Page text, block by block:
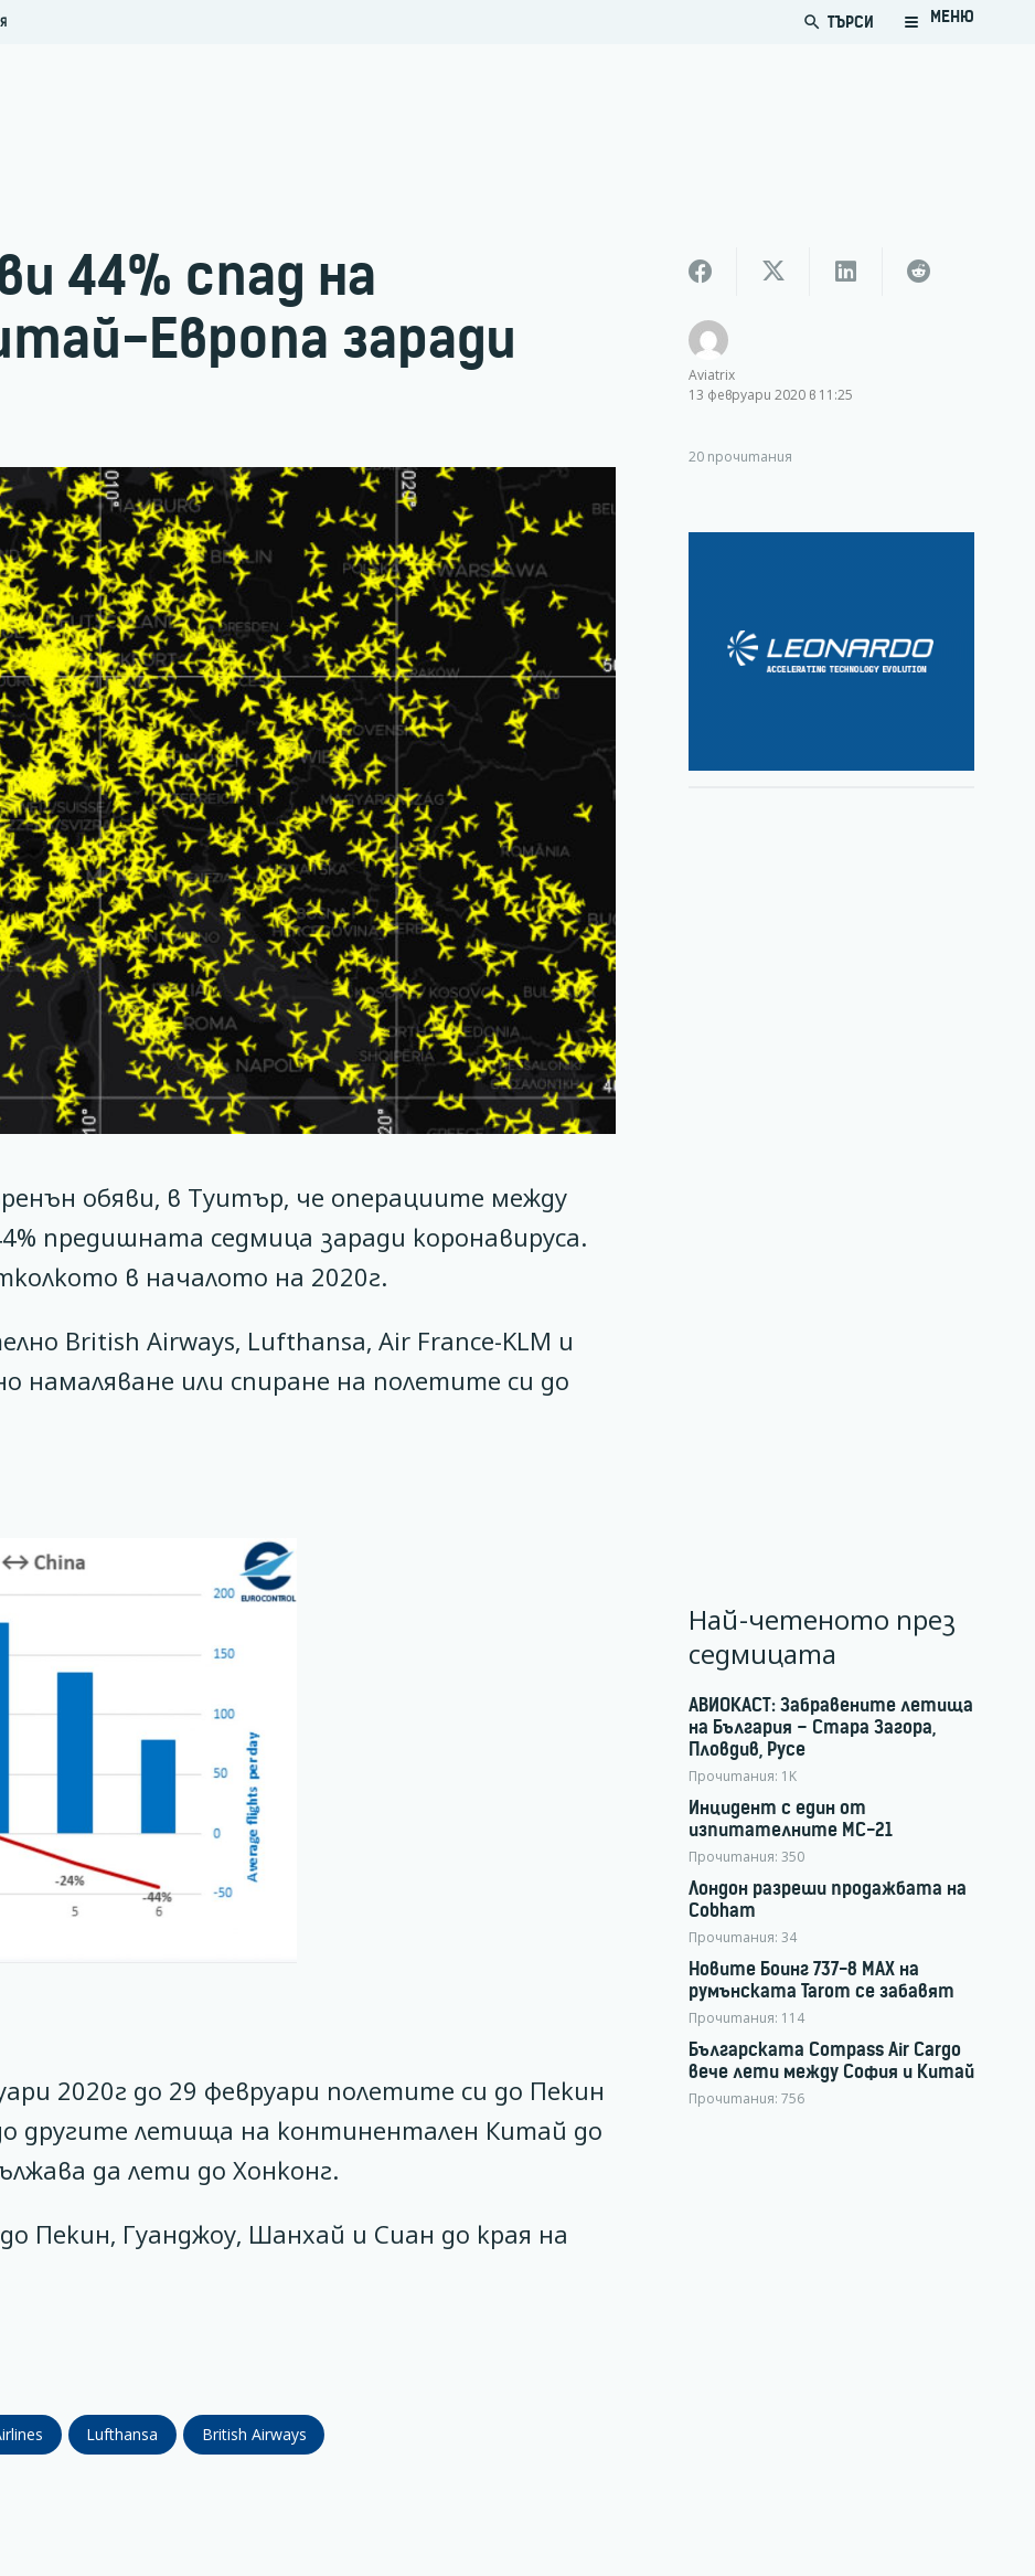
search ТЪРСИ МЕНЮ
44% спад на
Европа заради
обяви, в Туитър, че операциите между
предишната седмица заради коронавируса.
в началото на 2020г.
British Airways, Lufthansa, Air France-KLM и
намаляване или спиране на полетите си до
2020г до 29 февруари полетите си до Пекин
другите летища на континентален Китай до
да лети до Хонконг.
Пекин, Гуанджоу, Шанхай и Сиан до края на
Lufthansa British Airways
Aviatrix
13 февруари 2020 в 11:25
20 прочитания
Най-четеното през
седмицата
АВИОКАСТ: Забравените летища
на България – Стара Загора,
Пловдив, Русе
Прочитания: 1K
Инцидент с един от
изпитателните МС-21
Прочитания: 350
Лондон разреши продажбата на
Cobham
Прочитания: 34
Новите Боинг 737-8 MAX на
румънската Tarom се забавят
Прочитания: 114
Българската Compass Air Cargo
вече лети между София и Китай
Прочитания: 756